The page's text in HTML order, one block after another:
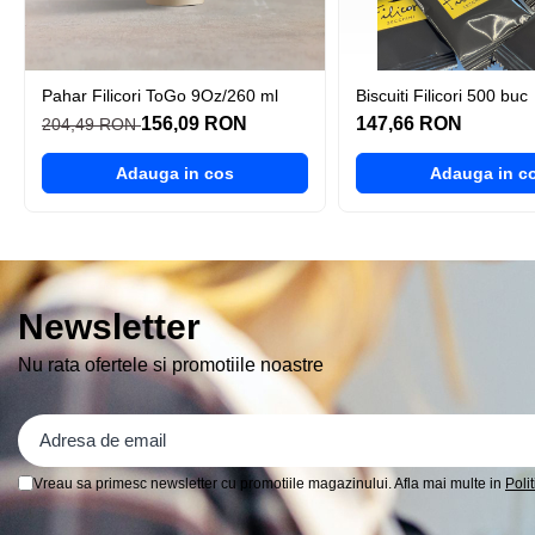
ATOSA
ABATITOR/Blast Chiller
FRIGIDERE
Cafea Boabe
Pahar Filicori ToGo 9Oz/260 ml
204,49 RON156,09 RON
Adauga in cos
Biscuiti Filicori 500 buc
147,66 RON
Adauga in
Newsletter
Nu rata ofertele si promotiile noastre
Vreau sa primesc newsletter cu promotiile magazinului. Afla mai multe in